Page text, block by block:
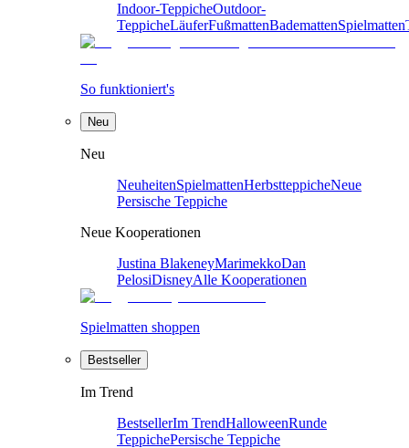
Indoor-TeppicheOutdoor-
TeppicheLäuferFußmattenBademattenSpielmatten
So funktioniert's
Neu
Neu
NeuheitenSpielmattenHerbstteppicheNeue
Persische Teppiche
Neue Kooperationen
Justina BlakeneyMarimekkoDan
PelosiDisneyAlle Kooperationen
Spielmatten shoppen
Bestseller
Im Trend
BestsellerIm TrendHalloweenRunde
TeppichePersische Teppiche